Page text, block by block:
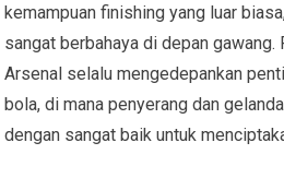
kemampuan finishing yang luar
sangat berbahaya di depan
Arsenal selalu mengedepankan
bola, di mana penyerang dan
dengan sangat baik untuk